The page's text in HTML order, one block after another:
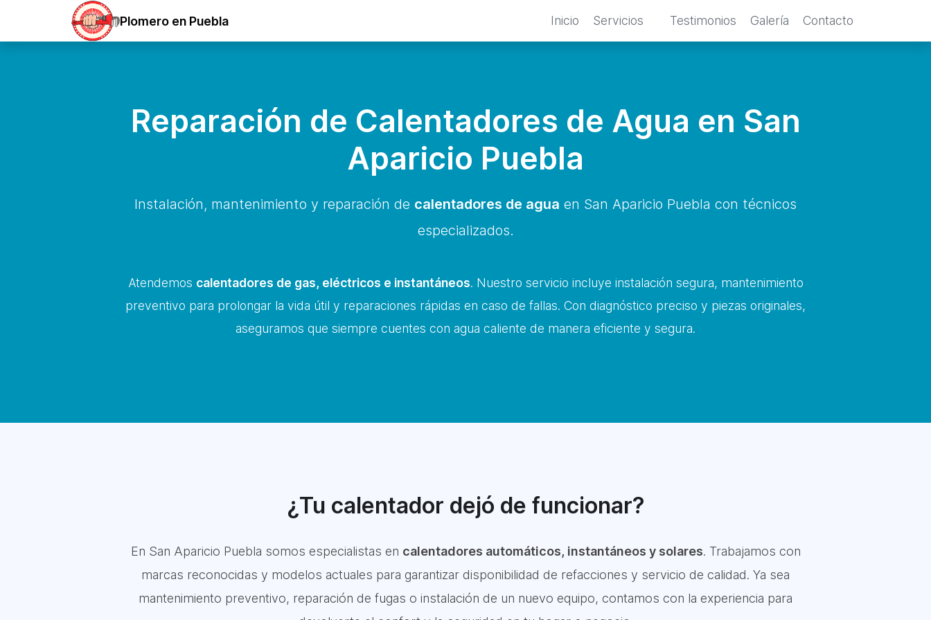
Plomero en Puebla Inicio Servicios Testimonios Galería Contacto
Reparación de Calentadores de Agua en San
Aparicio Puebla
Instalación, mantenimiento y reparación de calentadores de agua en San Aparicio Puebla con técnicos
especializados.
Atendemos calentadores de gas, eléctricos e instantáneos. Nuestro servicio incluye instalación segura, mantenimiento
preventivo para prolongar la vida útil y reparaciones rápidas en caso de fallas. Con diagnóstico preciso y piezas originales,
aseguramos que siempre cuentes con agua caliente de manera eficiente y segura.
¿Tu calentador dejó de funcionar?
En San Aparicio Puebla somos especialistas en calentadores automáticos, instantáneos y solares. Trabajamos con
marcas reconocidas y modelos actuales para garantizar disponibilidad de refacciones y servicio de calidad. Ya sea
mantenimiento preventivo, reparación de fugas o instalación de un nuevo equipo, contamos con la experiencia para